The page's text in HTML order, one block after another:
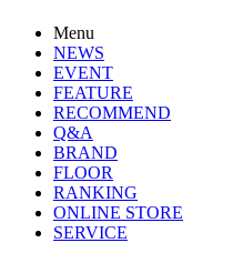
Menu
NEWS
EVENT
FEATURE
RECOMMEND
Q&A
BRAND
FLOOR
RANKING
ONLINE STORE
SERVICE